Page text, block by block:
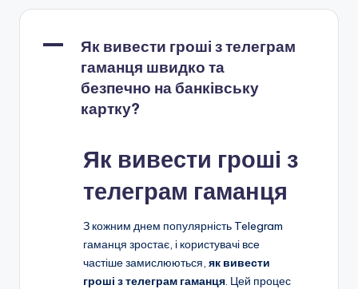
A
Як вивести гроші з телеграм
гаманця швидко та
безпечно на банківську
картку?
Як вивести гроші з
телеграм гаманця
З кожним днем популярність Telegram
гаманця зростає, і користувачі все
частіше замислюються, як вивести
гроші з телеграм гаманця. Цей процес